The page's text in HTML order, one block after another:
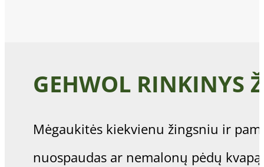
GEHWOL RINKINYS
Mėgaukitės kiekvienu žingsniu ir
nuospaudas ar nemalonų pėdų kvapą.